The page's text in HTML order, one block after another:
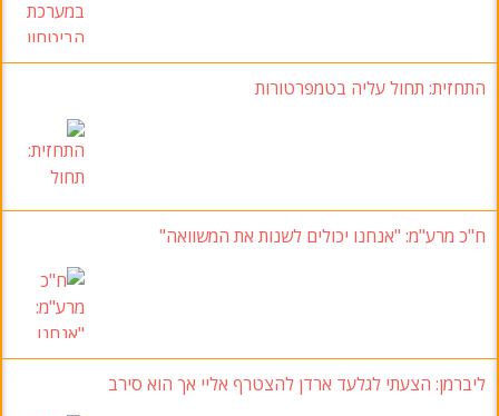
התחזית: תחול עליה בטמפרטורות
ח"כ מרע"מ: "אנחנו יכולים לשנות את המשוואה"
ליברמן: הצעתי לגלעד ארדן להצטרף אליי אך הוא סירב